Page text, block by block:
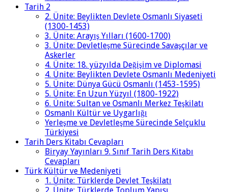
Tarih 2
2. Ünite: Beylikten Devlete Osmanlı Siyaseti
(1300-1453)
3. Ünite: Arayış Yılları (1600-1700)
3. Ünite: Devletleşme Sürecinde Savaşçılar ve
Askerler
4. Ünite: 18. yüzyılda Değişim ve Diplomasi
4. Ünite: Beylikten Devlete Osmanlı Medeniyeti
5. Ünite: Dünya Gücü Osmanlı (1453-1595)
5. Ünite: En Uzun Yüzyıl (1800-1922)
6. Ünite: Sultan ve Osmanlı Merkez Teşkilatı
Osmanlı Kültür ve Uygarlığı
Yerleşme ve Devletleşme Sürecinde Selçuklu
Türkiyesi
Tarih Ders Kitabı Cevapları
Biryay Yayınları 9. Sınıf Tarih Ders Kitabı
Cevapları
Türk Kültür ve Medeniyeti
1. Ünite: Türklerde Devlet Teşkilatı